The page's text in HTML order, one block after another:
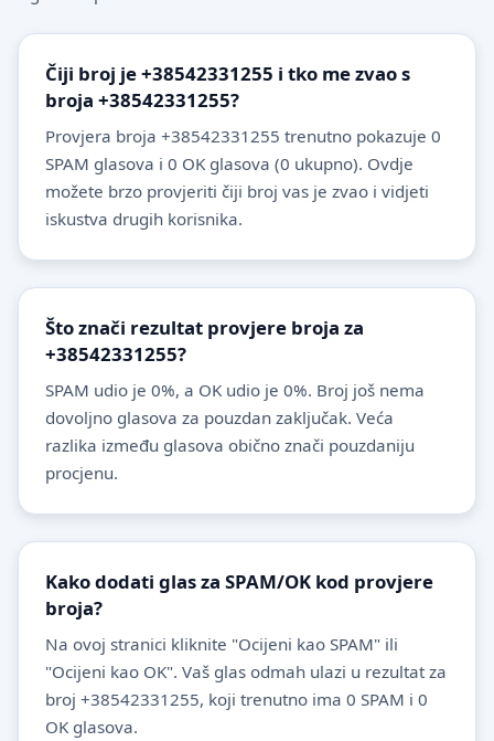
Čiji broj je +38542331255 i tko me zvao s
broja +38542331255?
Provjera broja +38542331255 trenutno pokazuje 0
SPAM glasova i 0 OK glasova (0 ukupno). Ovdje
možete brzo provjeriti čiji broj vas je zvao i vidjeti
iskustva drugih korisnika.
Što znači rezultat provjere broja za
+38542331255?
SPAM udio je 0%, a OK udio je 0%. Broj još nema
dovoljno glasova za pouzdan zaključak. Veća
razlika između glasova obično znači pouzdaniju
procjenu.
Kako dodati glas za SPAM/OK kod provjere
broja?
Na ovoj stranici kliknite "Ocijeni kao SPAM" ili
"Ocijeni kao OK". Vaš glas odmah ulazi u rezultat za
broj +38542331255, koji trenutno ima 0 SPAM i 0
OK glasova.